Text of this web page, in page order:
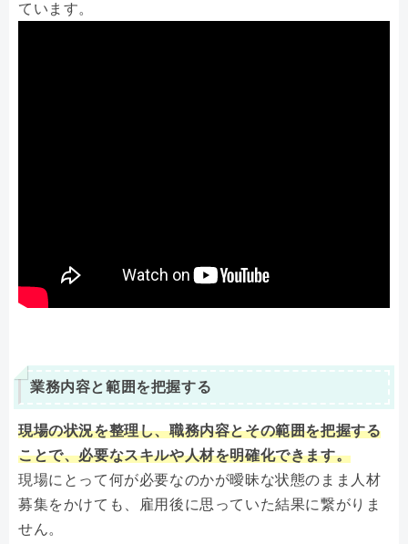
ています。
業務内容と範囲を把握する
現場の状況を整理し、職務内容とその範囲を把握する
ことで、必要なスキルや人材を明確化できます。
現場にとって何が必要なのかが曖昧な状態のまま人材
募集をかけても、雇用後に思っていた結果に繋がりま
せん。